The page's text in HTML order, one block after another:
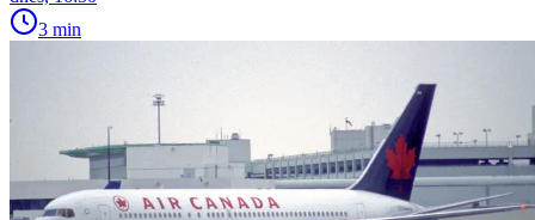
3 min